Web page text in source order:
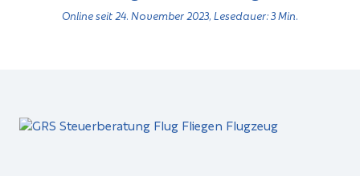
Online seit 24. November 2023, Lesedauer: 3 Min.